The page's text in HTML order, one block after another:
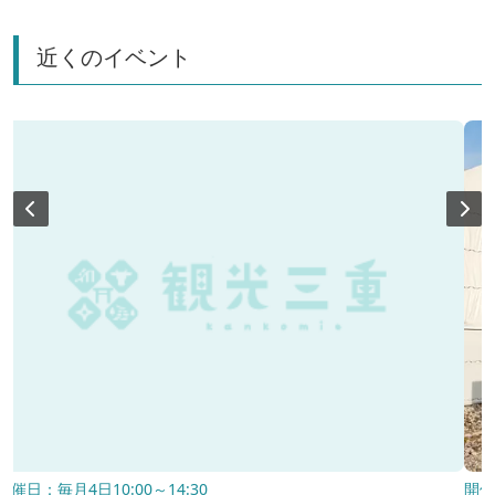
近くのイベント
催日：毎月4日10:00～14:30 開